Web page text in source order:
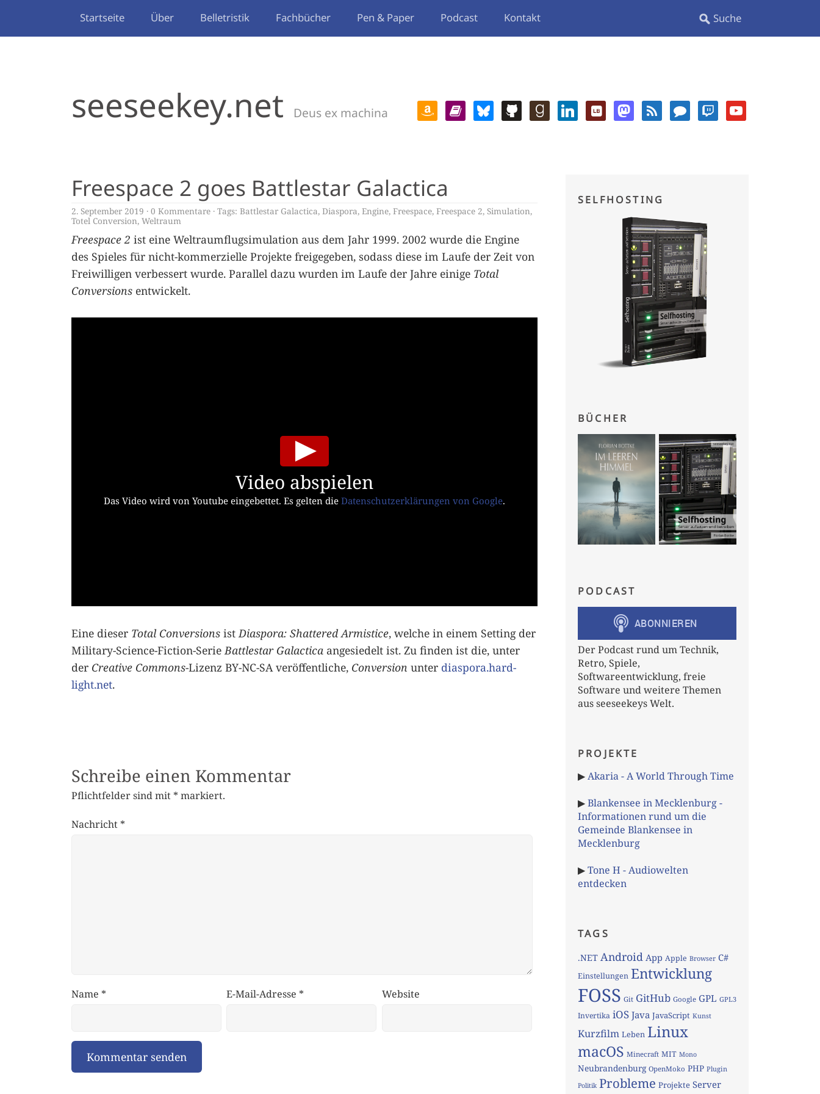
Startseite Über Belletristik Fachbücher Pen & Paper Podcast Kontakt
seeseekey.net Deus ex machina
Freespace 2 goes Battlestar Galactica
2. September 2019 0 Kommentare Tags: Battlestar Galactica, Diaspora, Engine, Freespace, Freespace 2, Simulation,
Totel Conversion, Weltraum
Freespace 2 ist eine Weltraumflugsimulation aus dem Jahr 1999. 2002 wurde die Engine
des Spieles für nicht-kommerzielle Projekte freigegeben, sodass diese im Laufe der Zeit von
Freiwilligen verbessert wurde. Parallel dazu wurden im Laufe der Jahre einige Total
Conversions entwickelt.
Video abspielen
Das Video wird von Youtube eingebettet. Es gelten dieDatenschutzerklärungen von Google.
Eine dieser Total Conversions istDiaspora: Shattered Armistice, welche in einem Setting der
Military-Science-Fiction-SerieBattlestar Galactica angesiedelt ist. Zu finden ist die, unter
der Creative Commons-Lizenz BY-NC-SA veröffentliche, Conversion unter diaspora.hard-
light.net.
Schreibe einen Kommentar
Pflichtfelder sind mit * markiert.
Nachricht *
Name * E-Mail-Adresse * Website
SELFHOSTING
BÜCHER
PODCAST
Der Podcast rund um Technik,
Retro, Spiele,
Softwareentwicklung, freie
Software und weitere Themen
aus seeseekeys Welt.
PROJEKTE
▶Akaria - A World Through Time
▶Blankensee in Mecklenburg -
Informationen rund um die
Gemeinde Blankensee in
Mecklenburg
▶Tone H - Audiowelten
entdecken
TAGS
.NET Android App Apple Browser C#
Einstellungen Entwicklung
FOSS Git GitHub Google GPL GPL3
Invertika iOS Java JavaScript Kunst
Kurzfilm Leben Linux
macOS Minecraft MIT Mono
Neubrandenburg OpenMoko PHP Plugin
Politik Probleme Projekte Server